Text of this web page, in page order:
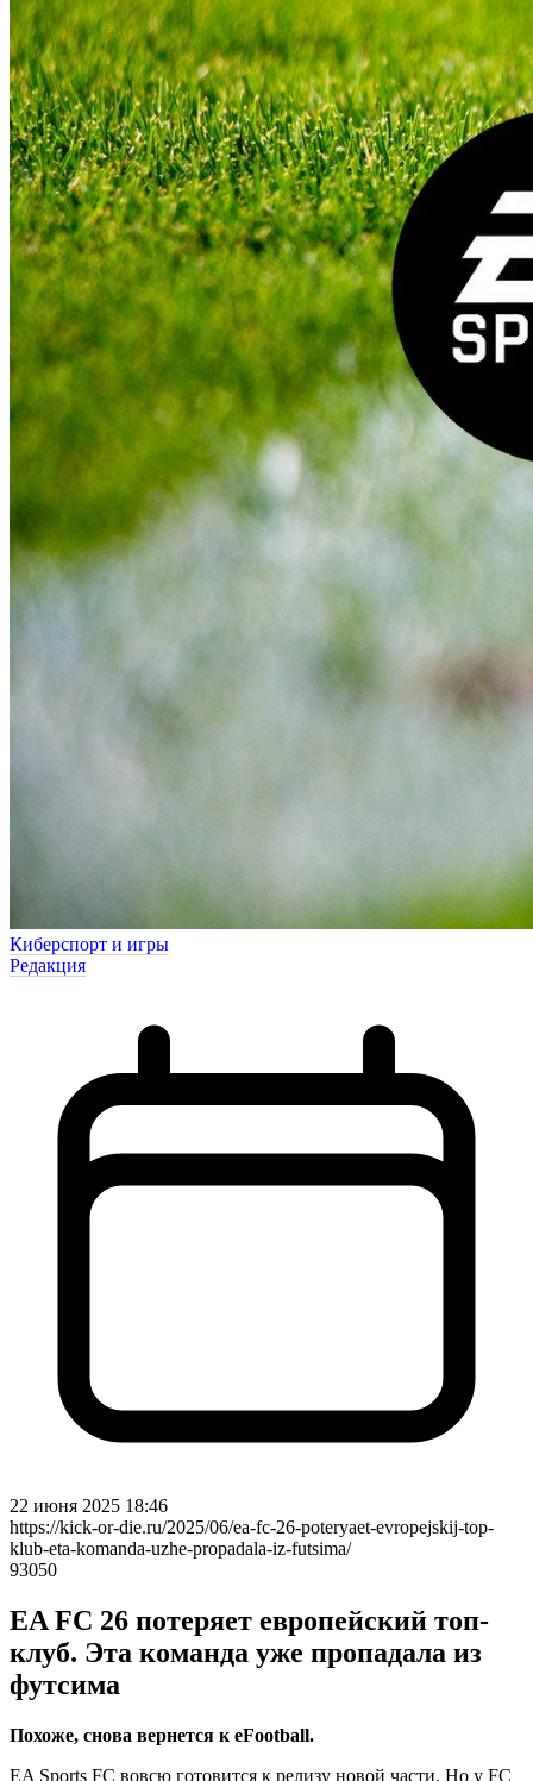
Киберспорт и игры
Редакция
22 июня 2025 18:46
https://kick-or-die.ru/2025/06/ea-fc-26-poteryaet-evropejskij-top-
klub-eta-komanda-uzhe-propadala-iz-futsima/
93050
EA FC 26 потеряет европейский топ-
клуб. Эта команда уже пропадала из
футсима
Похоже, снова вернется к eFootball.
EA Sports FC вовсю готовится к релизу новой части. Но у FC